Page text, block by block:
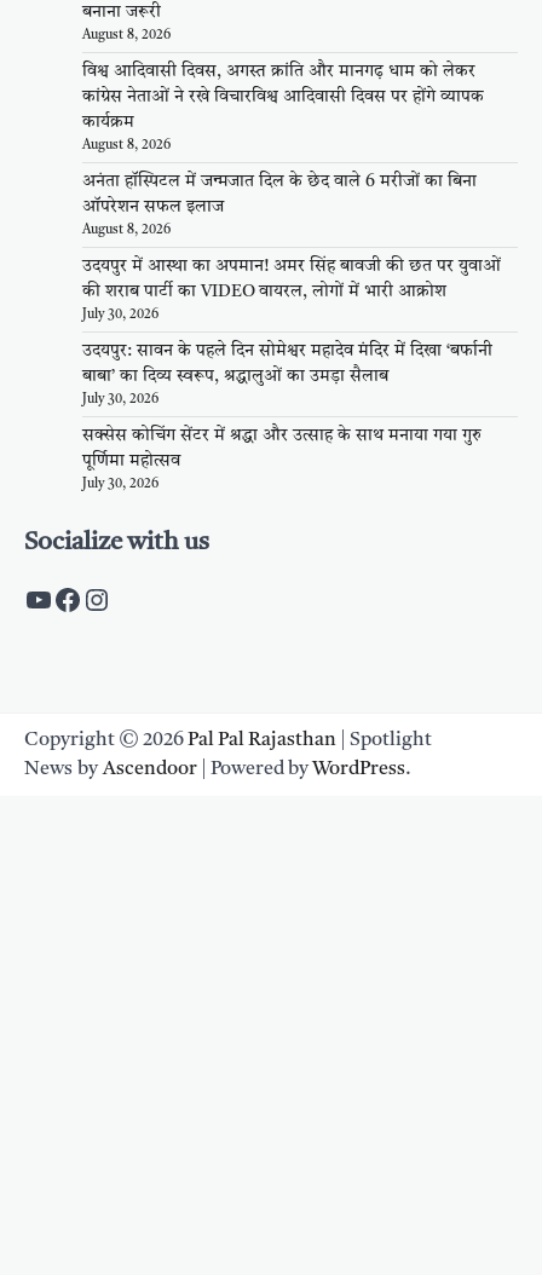
बनाना जरूरी
August 8, 2026
विश्व आदिवासी दिवस, अगस्त क्रांति और मानगढ़ धाम को लेकर
कांग्रेस नेताओं ने रखे विचारविश्व आदिवासी दिवस पर होंगे व्यापक
कार्यक्रम
August 8, 2026
अनंता हॉस्पिटल में जन्मजात दिल के छेद वाले 6 मरीजों का बिना
ऑपरेशन सफल इलाज
August 8, 2026
उदयपुर में आस्था का अपमान! अमर सिंह बावजी की छत पर युवाओं
की शराब पार्टी का VIDEO वायरल, लोगों में भारी आक्रोश
July 30, 2026
उदयपुर: सावन के पहले दिन सोमेश्वर महादेव मंदिर में दिखा ‘बर्फानी
बाबा’ का दिव्य स्वरूप, श्रद्धालुओं का उमड़ा सैलाब
July 30, 2026
सक्सेस कोचिंग सेंटर में श्रद्धा और उत्साह के साथ मनाया गया गुरु
पूर्णिमा महोत्सव
July 30, 2026
Socialize with us
https://www.youtube.com/c/
https://www.facebook.com/
Instagram
Copyright © 2026Pal Pal Rajasthan | Spotlight
News byAscendoor | Powered byWordPress.